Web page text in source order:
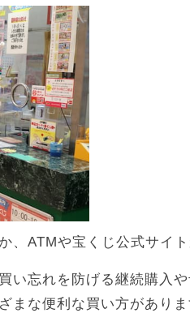
、ATMや宝くじ公式サイト
い忘れを防げる継続購入
まな便利な買い方がありま